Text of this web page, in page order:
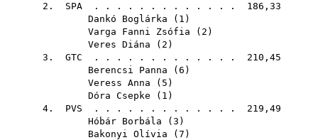
2. SPA . . . . . . . . . . . . . 186,33
Dankó Boglárka ( 1 )
Varga Fanni Zsófia ( 2 )
Veres Diána ( 2 )
3. GTC . . . . . . . . . . . . . 210,45
Berencsi Panna ( 6 )
Veress Anna ( 5 )
Dóra Csepke ( 1 )
4. PVS . . . . . . . . . . . . . 219,49
Hóbár Borbála ( 3 )
Bakonyi Olívia ( 7 )